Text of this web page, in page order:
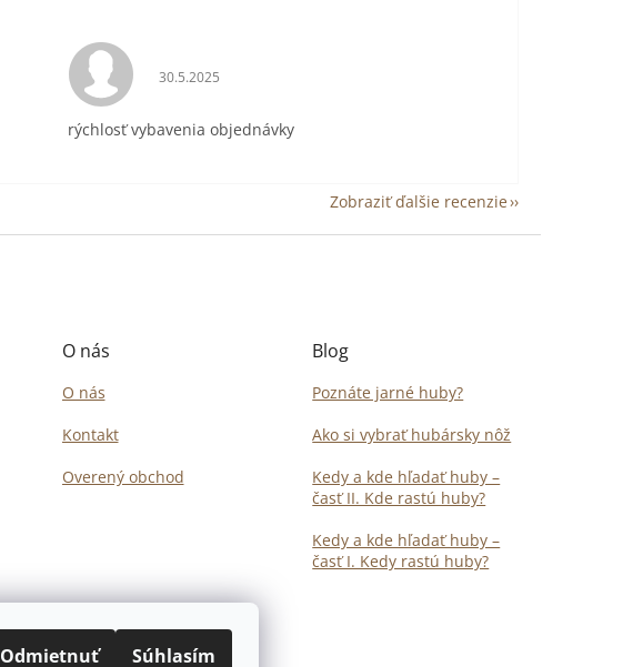
Odmietnuť Súhlasím
Hodnotenie obchodu je 5 z 5 hviezdičiek.
30.5.2025
rýchlosť vybavenia objednávky
Zobraziť ďalšie recenzie
O nás
O nás
Kontakt
Overený obchod
Blog
Poznáte jarné huby?
Ako si vybrať hubársky nôž
Kedy a kde hľadať huby –
časť II. Kde rastú huby?
Kedy a kde hľadať huby –
časť I. Kedy rastú huby?